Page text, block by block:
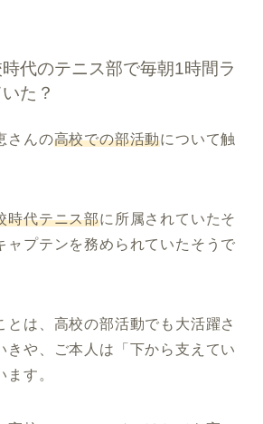
代のテニス部で毎朝1時間ラ
た？
さんの高校での部活動について触
時代テニス部に所属されていたそ
ャプテンを務められていたそうで
とは、高校の部活動でも大活躍さ
きや、ご本人は「下から支えてい
す。